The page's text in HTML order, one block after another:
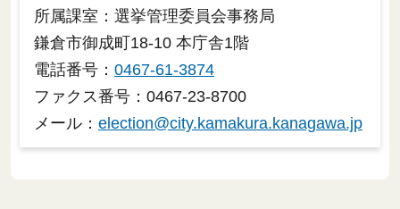
所属課室：選挙管理委員会事務局
鎌倉市御成町18-10 本庁舎1階
電話番号： 0467-61-3874
ファクス番号：0467-23-8700
メール： election@city.kamakura.kanagawa.jp